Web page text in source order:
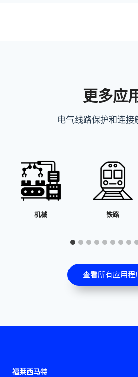
更多应
电气线路保护和连接
铁路 身体
查看所有应用程
福莱西马特